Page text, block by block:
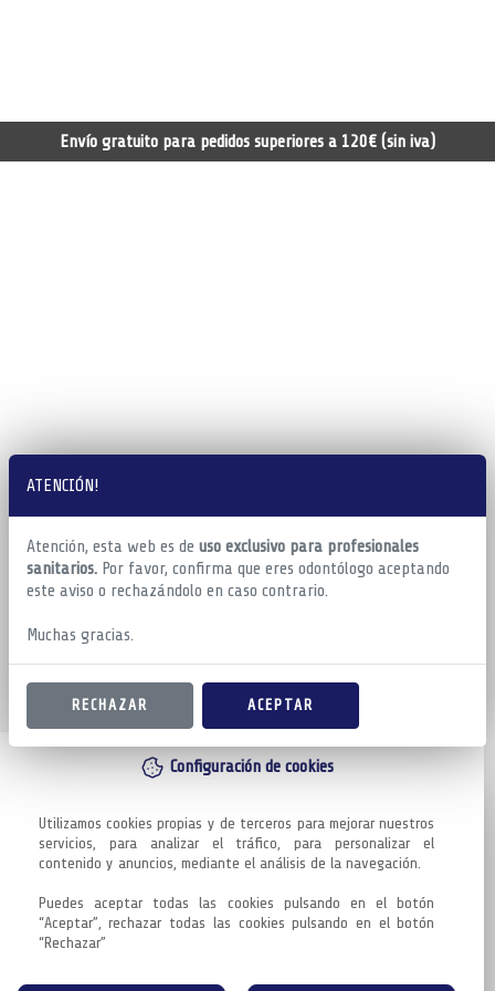
ATENCIÓN!
Atención, esta web es de uso exclusivo para profesionales
sanitarios. Por favor, confirma que eres odontólogo aceptando
este aviso o rechazándolo en caso contrario.
Muchas gracias.
RECHAZAR ACEPTAR
Configuración de cookies
Utilizamos cookies propias y de terceros para mejorar nuestros
servicios, para analizar el tráfico, para personalizar el
contenido y anuncios, mediante el análisis de la navegación.
Puedes aceptar todas las cookies pulsando en el botón
“Aceptar”, rechazar todas las cookies pulsando en el botón
“Rechazar”
Envío gratuito para pedidos superiores a 120€ (sin iva)